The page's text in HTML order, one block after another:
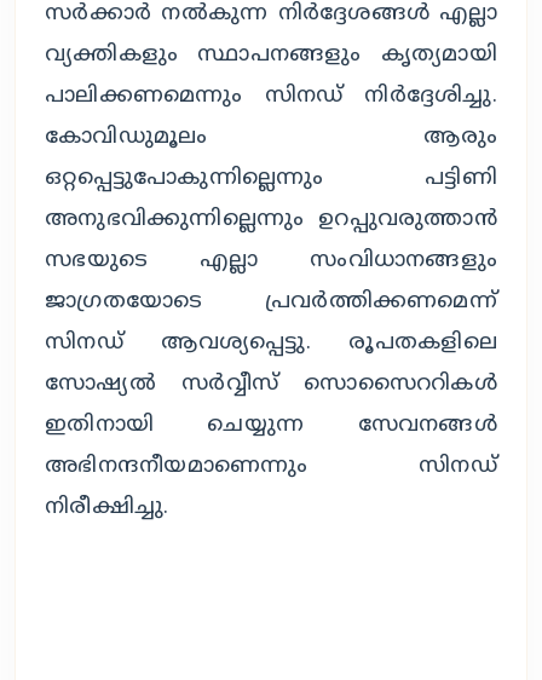
സർക്കാർ നൽകുന്ന നിർദ്ദേശങ്ങൾ എല്ലാ
വ്യക്തികളും സ്ഥാപനങ്ങളും കൃത്യമായി
പാലിക്കണമെന്നും സിനഡ് നിർദ്ദേശിച്ചു.
കോവിഡുമൂലം ആരും
ഒറ്റപ്പെട്ടുപോകുന്നില്ലെന്നും പട്ടിണി
അനുഭവിക്കുന്നില്ലെന്നും ഉറപ്പുവരുത്താൻ
സഭയുടെ എല്ലാ സംവിധാനങ്ങളും
ജാഗ്രതയോടെ പ്രവർത്തിക്കണമെന്ന്
സിനഡ് ആവശ്യപ്പെട്ടു. രൂപതകളിലെ
സോഷ്യൽ സർവ്വീസ് സൊസൈററികൾ
ഇതിനായി ചെയ്യുന്ന സേവനങ്ങൾ
അഭിനന്ദനീയമാണെന്നും സിനഡ്
നിരീക്ഷിച്ചു.